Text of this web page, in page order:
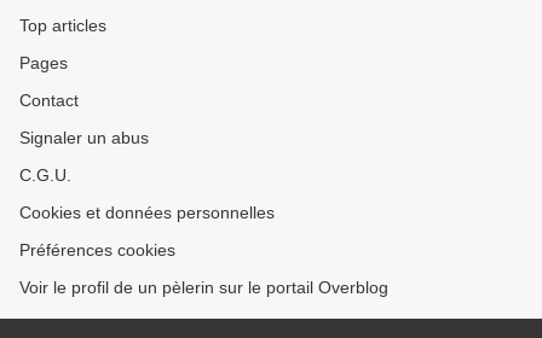
Top articles
Pages
Contact
Signaler un abus
C.G.U.
Cookies et données personnelles
Préférences cookies
Voir le profil de un pèlerin sur le portail Overblog